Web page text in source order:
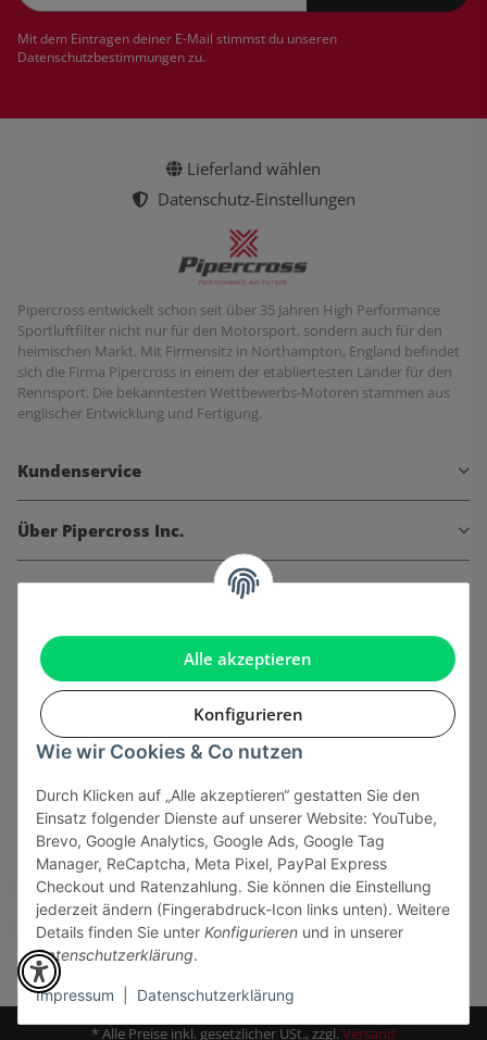
Alle akzeptieren
Konfigurieren
Wie wir Cookies & Co nutzen
Durch Klicken auf „Alle akzeptieren“ gestatten Sie den
Einsatz folgender Dienste auf unserer Website: YouTube,
Brevo, Google Analytics, Google Ads, Google Tag
Manager, ReCaptcha, Meta Pixel, PayPal Express
Checkout und Ratenzahlung. Sie können die Einstellung
jederzeit ändern (Fingerabdruck-Icon links unten). Weitere
Details finden Sie unter Konfigurieren und in unserer
Datenschutzerklärung.
Impressum Datenschutzerklärung
Mit dem Eintragen deiner E-Mail stimmst du unseren
Datenschutzbestimmungenzu.
Lieferland wählen
Datenschutz-Einstellungen
Pipercross entwickelt schon seit über 35 Jahren High Performance
Sportluftfilter nicht nur für den Motorsport, sondern auch für den
heimischen Markt. Mit Firmensitz in Northampton, England befindet
sich die Firma Pipercross in einem der etabliertesten Länder für den
Rennsport. Die bekanntesten Wettbewerbs-Motoren stammen aus
englischer Entwicklung und Fertigung.
Kundenservice
Über Pipercross Inc.
Informationen
Gesetzliche Informationen
Sicher bezahlen via:
* Alle Preise inkl. gesetzlicher USt., zzgl.Versand